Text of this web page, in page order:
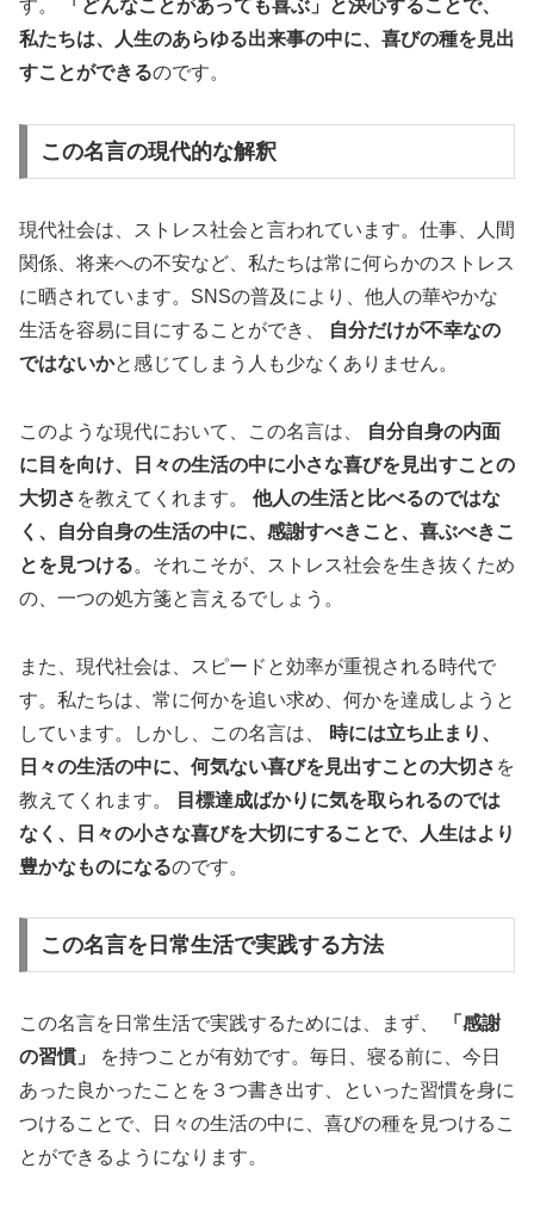
す。
「どんなことがあっても喜ぶ」と決心することで、
私たちは、人生のあらゆる出来事の中に、喜びの種を見出
すことができるのです。
この名言の現代的な解釈
現代社会は、ストレス社会と言われています。仕事、人間
関係、将来への不安など、私たちは常に何らかのストレス
に晒されています。SNSの普及により、他人の華やかな
生活を容易に目にすることができ、
自分だけが不幸なの
ではないかと感じてしまう人も少なくありません。
このような現代において、この名言は、
自分自身の内面
に目を向け、日々の生活の中に小さな喜びを見出すことの
大切さ を教えてくれます。 他人の生活と比べるのではな
く、自分自身の生活の中に、感謝すべきこと、喜ぶべきこ
とを見つける。それこそが、ストレス社会を生き抜くため
の、一つの処方箋と言えるでしょう。
また、現代社会は、スピードと効率が重視される時代で
す。私たちは、常に何かを追い求め、何かを達成しようと
しています。しかし、この名言は、
時には立ち止まり、
日々の生活の中に、何気ない喜びを見出すことの大切さ を
教えてくれます。
目標達成ばかりに気を取られるのでは
なく、日々の小さな喜びを大切にすることで、人生はより
豊かなものになるのです。
この名言を日常生活で実践する方法
この名言を日常生活で実践するためには、まず、
「感謝
の習慣」
を持つことが有効です。毎日、寝る前に、今日
あった良かったことを３つ書き出す、といった習慣を身に
つけることで、日々の生活の中に、喜びの種を見つけるこ
とができるようになります。